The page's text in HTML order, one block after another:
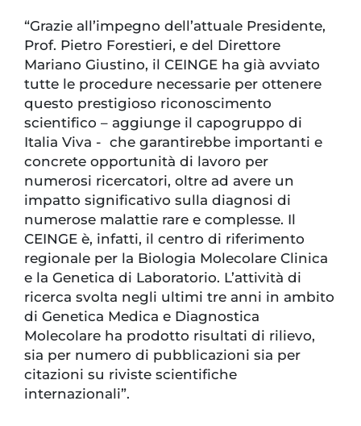
“Grazie all’impegno dell’attuale Presidente,
Prof. Pietro Forestieri, e del Direttore
Mariano Giustino, il CEINGE ha già avviato
tutte le procedure necessarie per ottenere
questo prestigioso riconoscimento
scientifico – aggiunge il capogruppo di
Italia Viva - che garantirebbe importanti e
concrete opportunità di lavoro per
numerosi ricercatori, oltre ad avere un
impatto significativo sulla diagnosi di
numerose malattie rare e complesse. Il
CEINGE è, infatti, il centro di riferimento
regionale per la Biologia Molecolare Clinica
e la Genetica di Laboratorio. L’attività di
ricerca svolta negli ultimi tre anni in ambito
di Genetica Medica e Diagnostica
Molecolare ha prodotto risultati di rilievo,
sia per numero di pubblicazioni sia per
citazioni su riviste scientifiche
internazionali”.